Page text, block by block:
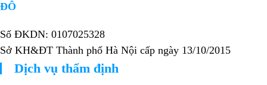
ĐÔ
Số ĐKDN: 0107025328
Sở KH&ĐT Thành phố Hà Nội cấp ngày 13/10/2015
Dịch vụ thẩm định